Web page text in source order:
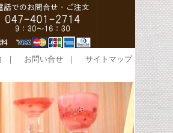
｜ お問い合せ ｜ サイトマップ